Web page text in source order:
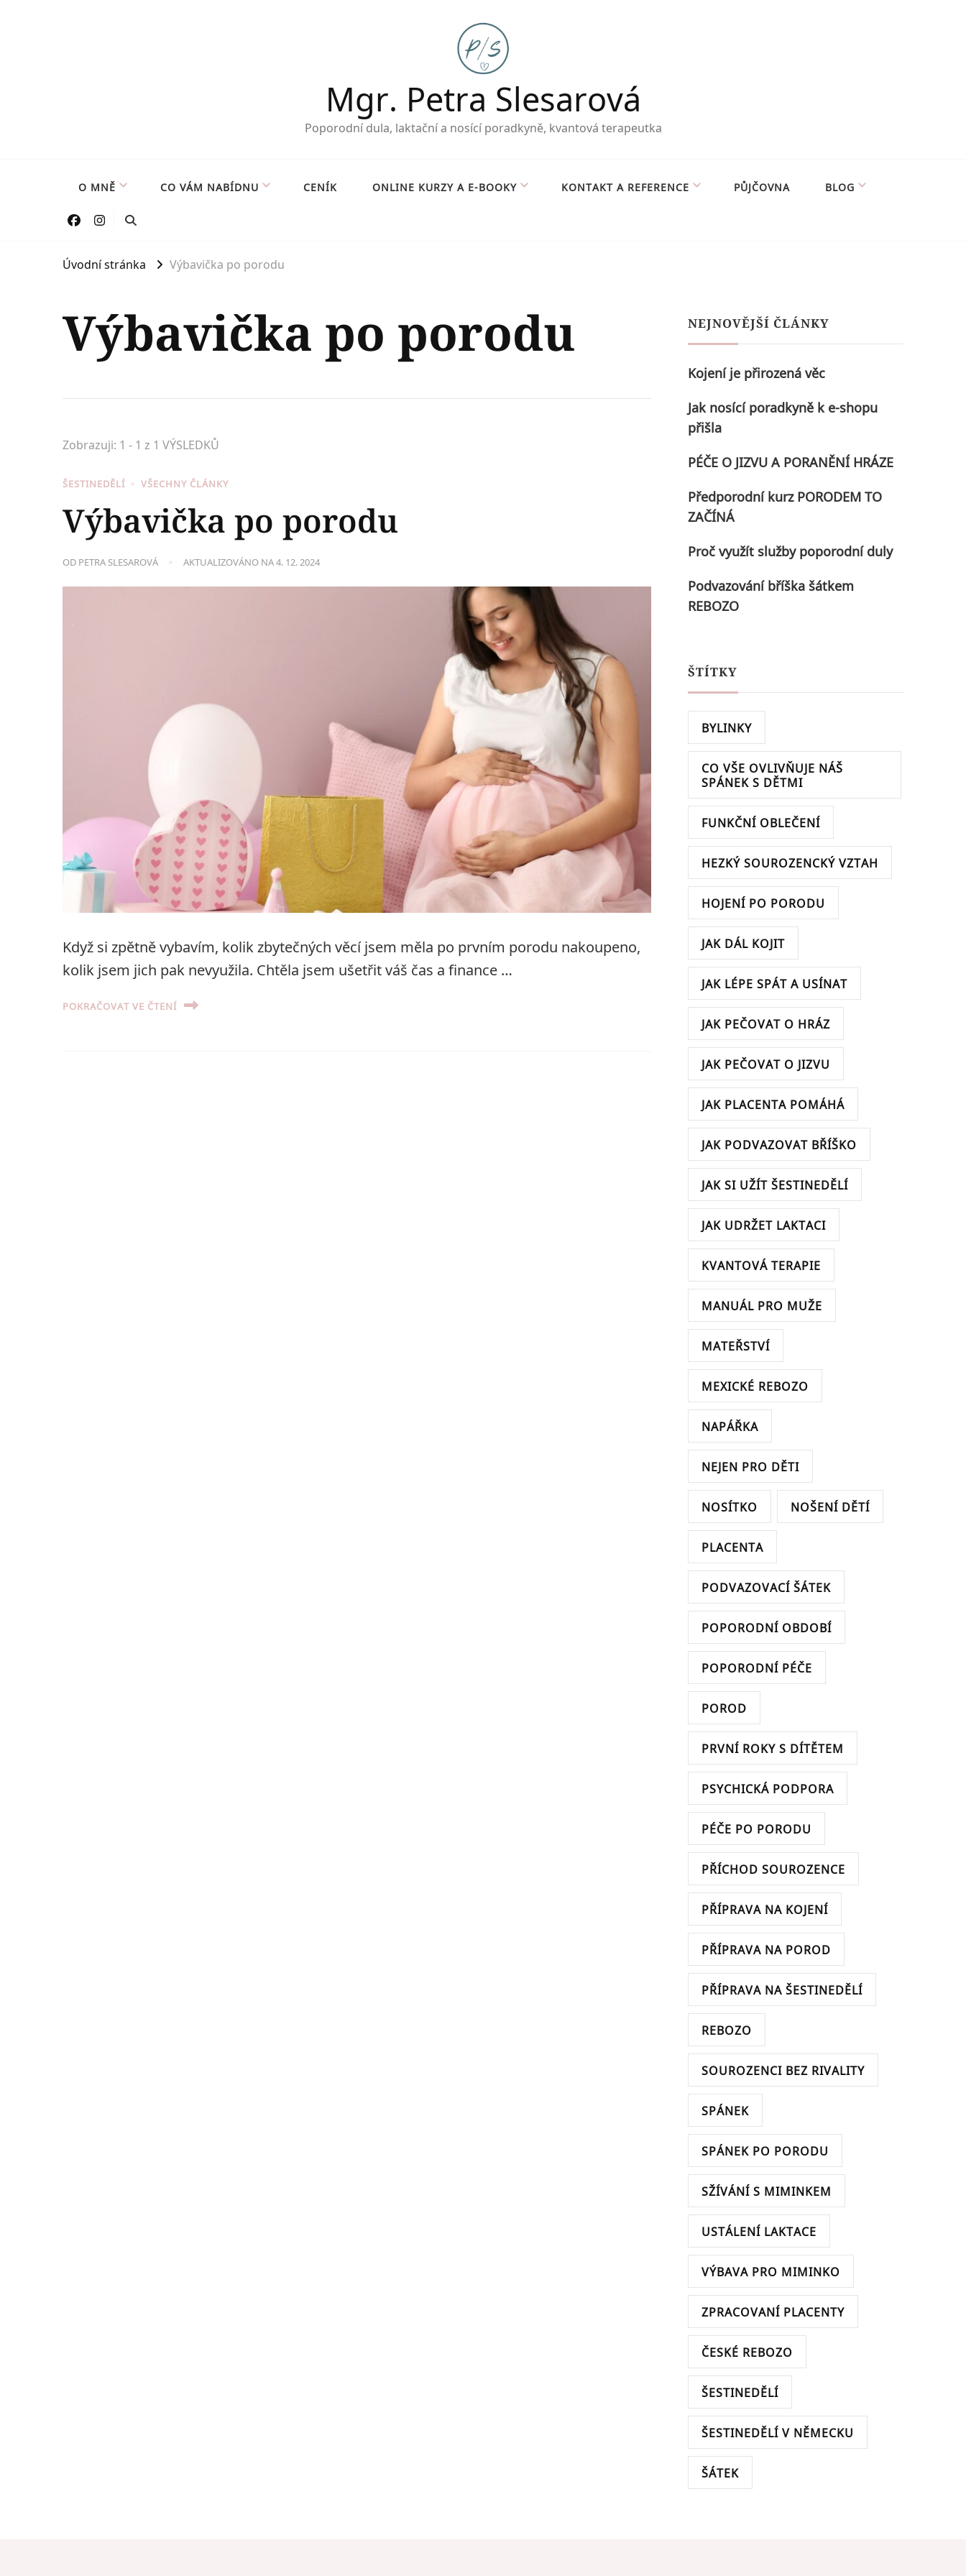
Mgr. Petra Slesarová
Poporodní dula, laktační a nosící poradkyně, kvantová terapeutka
O MNĚ CO VÁM NABÍDNU CENÍK ONLINE KURZY A E-BOOKY KONTAKT A REFERENCE PŮJČOVNA BLOG
Úvodní stránka Výbavička po porodu
Výbavička po porodu
Zobrazuji: 1 - 1 z 1 VÝSLEDKŮ
ŠESTINEDĚLÍ VŠECHNY ČLÁNKY
Výbavička po porodu
ODPETRA SLESAROVÁ AKTUALIZOVÁNO NA4. 12. 2024
Když si zpětně vybavím, kolik zbytečných věcí jsem měla po prvním porodu nakoupeno,
kolik jsem jich pak nevyužila. Chtěla jsem ušetřit váš čas a finance …
POKRAČOVAT VE ČTENÍ
NEJNOVĚJŠÍ ČLÁNKY
Kojení je přirozená věc
Jak nosící poradkyně k e-shopu
přišla
PÉČE O JIZVU A PORANĚNÍ HRÁZE
Předporodní kurz PORODEM TO
ZAČÍNÁ
Proč využít služby poporodní duly
Podvazování bříška šátkem
REBOZO
ŠTÍTKY
BYLINKY
CO VŠE OVLIVŇUJE NÁŠ
SPÁNEK S DĚTMI
FUNKČNÍ OBLEČENÍ
HEZKÝ SOUROZENCKÝ VZTAH
HOJENÍ PO PORODU
JAK DÁL KOJIT
JAK LÉPE SPÁT A USÍNAT
JAK PEČOVAT O HRÁZ
JAK PEČOVAT O JIZVU
JAK PLACENTA POMÁHÁ
JAK PODVAZOVAT BŘÍŠKO
JAK SI UŽÍT ŠESTINEDĚLÍ
JAK UDRŽET LAKTACI
KVANTOVÁ TERAPIE
MANUÁL PRO MUŽE
MATEŘSTVÍ
MEXICKÉ REBOZO
NAPÁŘKA
NEJEN PRO DĚTI
NOSÍTKO
NOŠENÍ DĚTÍ
PLACENTA
PODVAZOVACÍ ŠÁTEK
POPORODNÍ OBDOBÍ
POPORODNÍ PÉČE
POROD
PRVNÍ ROKY S DÍTĚTEM
PSYCHICKÁ PODPORA
PÉČE PO PORODU
PŘÍCHOD SOUROZENCE
PŘÍPRAVA NA KOJENÍ
PŘÍPRAVA NA POROD
PŘÍPRAVA NA ŠESTINEDĚLÍ
REBOZO
SOUROZENCI BEZ RIVALITY
SPÁNEK
SPÁNEK PO PORODU
SŽÍVÁNÍ S MIMINKEM
USTÁLENÍ LAKTACE
VÝBAVA PRO MIMINKO
ZPRACOVANÍ PLACENTY
ČESKÉ REBOZO
ŠESTINEDĚLÍ
ŠESTINEDĚLÍ V NĚMECKU
ŠÁTEK